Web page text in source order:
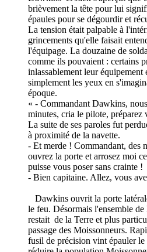
brièvement la tête pour lui
épaules pour se dégourdir et
La tension était palpable à
grincements qu'elle faisait
l'équipage. La douzaine de
comme ils pouvaient : certains
inlassablement leur équipement
simplement les yeux en
époque.
« - Commandant Dawkins,
minutes, cria le pilote, préparez
La suite de ses paroles fut
à proximité de la navette.
- Et merde ! Commandant, des
ouvrez la porte et arrosez moi
puisse vous poser sans crainte !
- Bien capitaine. Allez, vous
Dawkins ouvrit la porte
le feu. Désormais l'ensemble
restait de la Terre et plus
passage des Moissonneurs.
fusil de précision vint épauler le